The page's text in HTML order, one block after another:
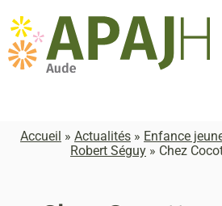
Accueil » Actualités » Enfance
Robert Séguy » Chez